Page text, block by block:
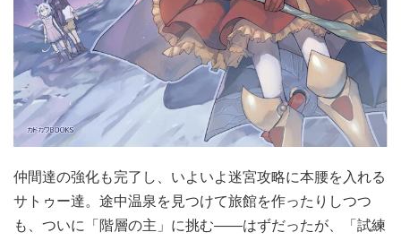
仲間達の強化も完了し、いよいよ迷宮攻略に本腰を入れる
サトゥー達。途中温泉を見つけて旅館を作ったりしつつ
も、ついに「階層の主」に挑む――はずだったが、「試練